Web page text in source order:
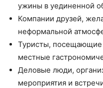
ужины в уединенной
Компании друзей,
неформальной
Туристы,
местные
Деловые люди,
мероприятия и